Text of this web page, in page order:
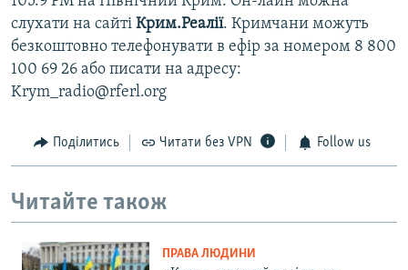
слухати на сайті Крим.Реалії. Кримчани можуть
безкоштовно телефонувати в ефір за номером 8 800
100 69 26 або писати на адресу:
Krym_radio@rferl.org
Поділитись Читати без VPN Follow us
Читайте також
ПРАВА ЛЮДИНИ